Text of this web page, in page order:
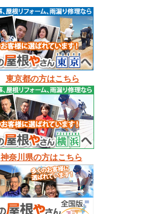
東京都の方はこちら
神奈川県の方はこちら